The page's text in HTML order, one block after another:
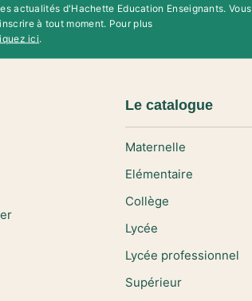
actualités d'Hachette Education Enseignants. Vous
à tout moment. Pour plus
ici.
Le catalogue
Maternelle
Elémentaire
Collège
Lycée
Lycée professionnel
Supérieur